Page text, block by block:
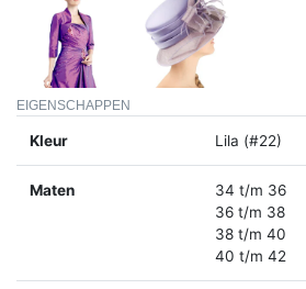
EIGENSCHAPPEN
Kleur Lila (#22)
Maten
34 t/m 36
36 t/m 38
38 t/m 40
40 t/m 42